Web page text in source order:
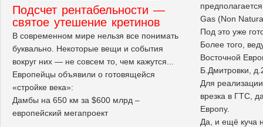
Подсчет рентабельности —
святое утешение кретинов
В современном мире нельзя все понимать
буквально. Некоторые вещи и события
вокруг них — не совсем то, чем кажутся...
Европейцы объявили о готовящейся
«стройке века»:
Дамбы на 650 км за $600 млрд –
европейский мегапроект
Gas (Non
Под это уже
Более того,
Восточной
Б.Дмитровки,
Для
врезка в ГТС,
Европу.
Да, и ещё куча